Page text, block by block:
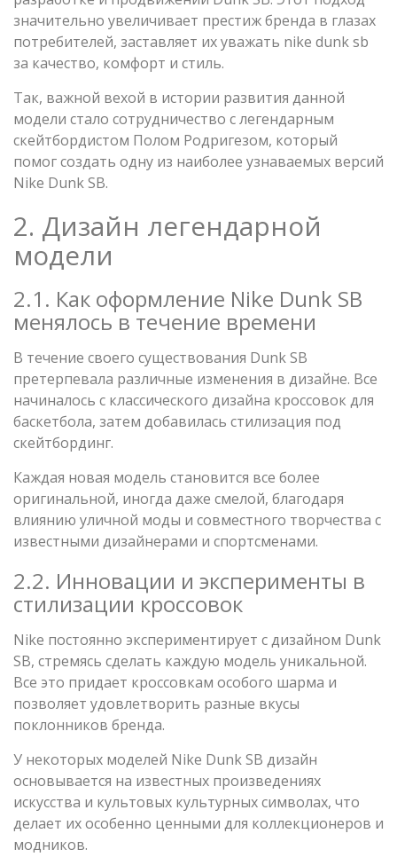
значительно увеличивает престиж бренда в глазах
потребителей, заставляет их уважать nike dunk sb
за качество, комфорт и стиль.
Так, важной вехой в истории развития данной
модели стало сотрудничество с легендарным
скейтбордистом Полом Родригезом, который
помог создать одну из наиболее узнаваемых версий
Nike Dunk SB.
2. Дизайн легендарной
модели
2.1. Как оформление Nike Dunk SB
менялось в течение времени
В течение своего существования Dunk SB
претерпевала различные изменения в дизайне. Все
начиналось с классического дизайна кроссовок для
баскетбола, затем добавилась стилизация под
скейтбординг.
Каждая новая модель становится все более
оригинальной, иногда даже смелой, благодаря
влиянию уличной моды и совместного творчества с
известными дизайнерами и спортсменами.
2.2. Инновации и эксперименты в
стилизации кроссовок
Nike постоянно экспериментирует с дизайном Dunk
SB, стремясь сделать каждую модель уникальной.
Все это придает кроссовкам особого шарма и
позволяет удовлетворить разные вкусы
поклонников бренда.
У некоторых моделей Nike Dunk SB дизайн
основывается на известных произведениях
искусства и культовых культурных символах, что
делает их особенно ценными для коллекционеров и
модников.